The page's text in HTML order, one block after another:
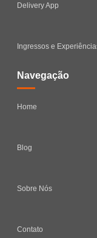
Delivery App
Ingressos e
Navegação
Home
Blog
Sobre Nós
Contato